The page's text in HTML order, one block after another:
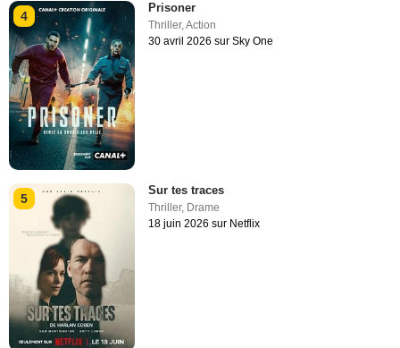
4
Prisoner
Thriller,Action
30 avril 2026 sur Sky One
5
Sur tes traces
Thriller, Drame
18 juin 2026 sur Netflix